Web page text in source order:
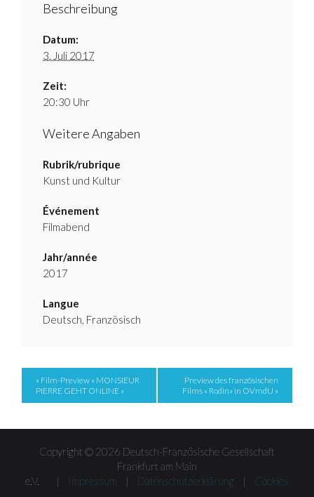
Beschreibung
Datum:
3. Juli 2017
Zeit:
20:30 Uhr
Weitere Angaben
Rubrik/rubrique
Kunst und Kultur
Événement
Filmabend
Jahr/année
2017
Langue
Deutsch, Französisch
Event
Navigation
« Film-Preview « MONSIEUR
PIERRE GEHT ONLINE »
Preview des französischen
Films « Rodin» in OVmdU »
Copyright © 2026 Deutsch-Französische Gesellschaft
Frankfurt am Main
e.V. |
Impressum | Datenschutzerklärung | Cookies